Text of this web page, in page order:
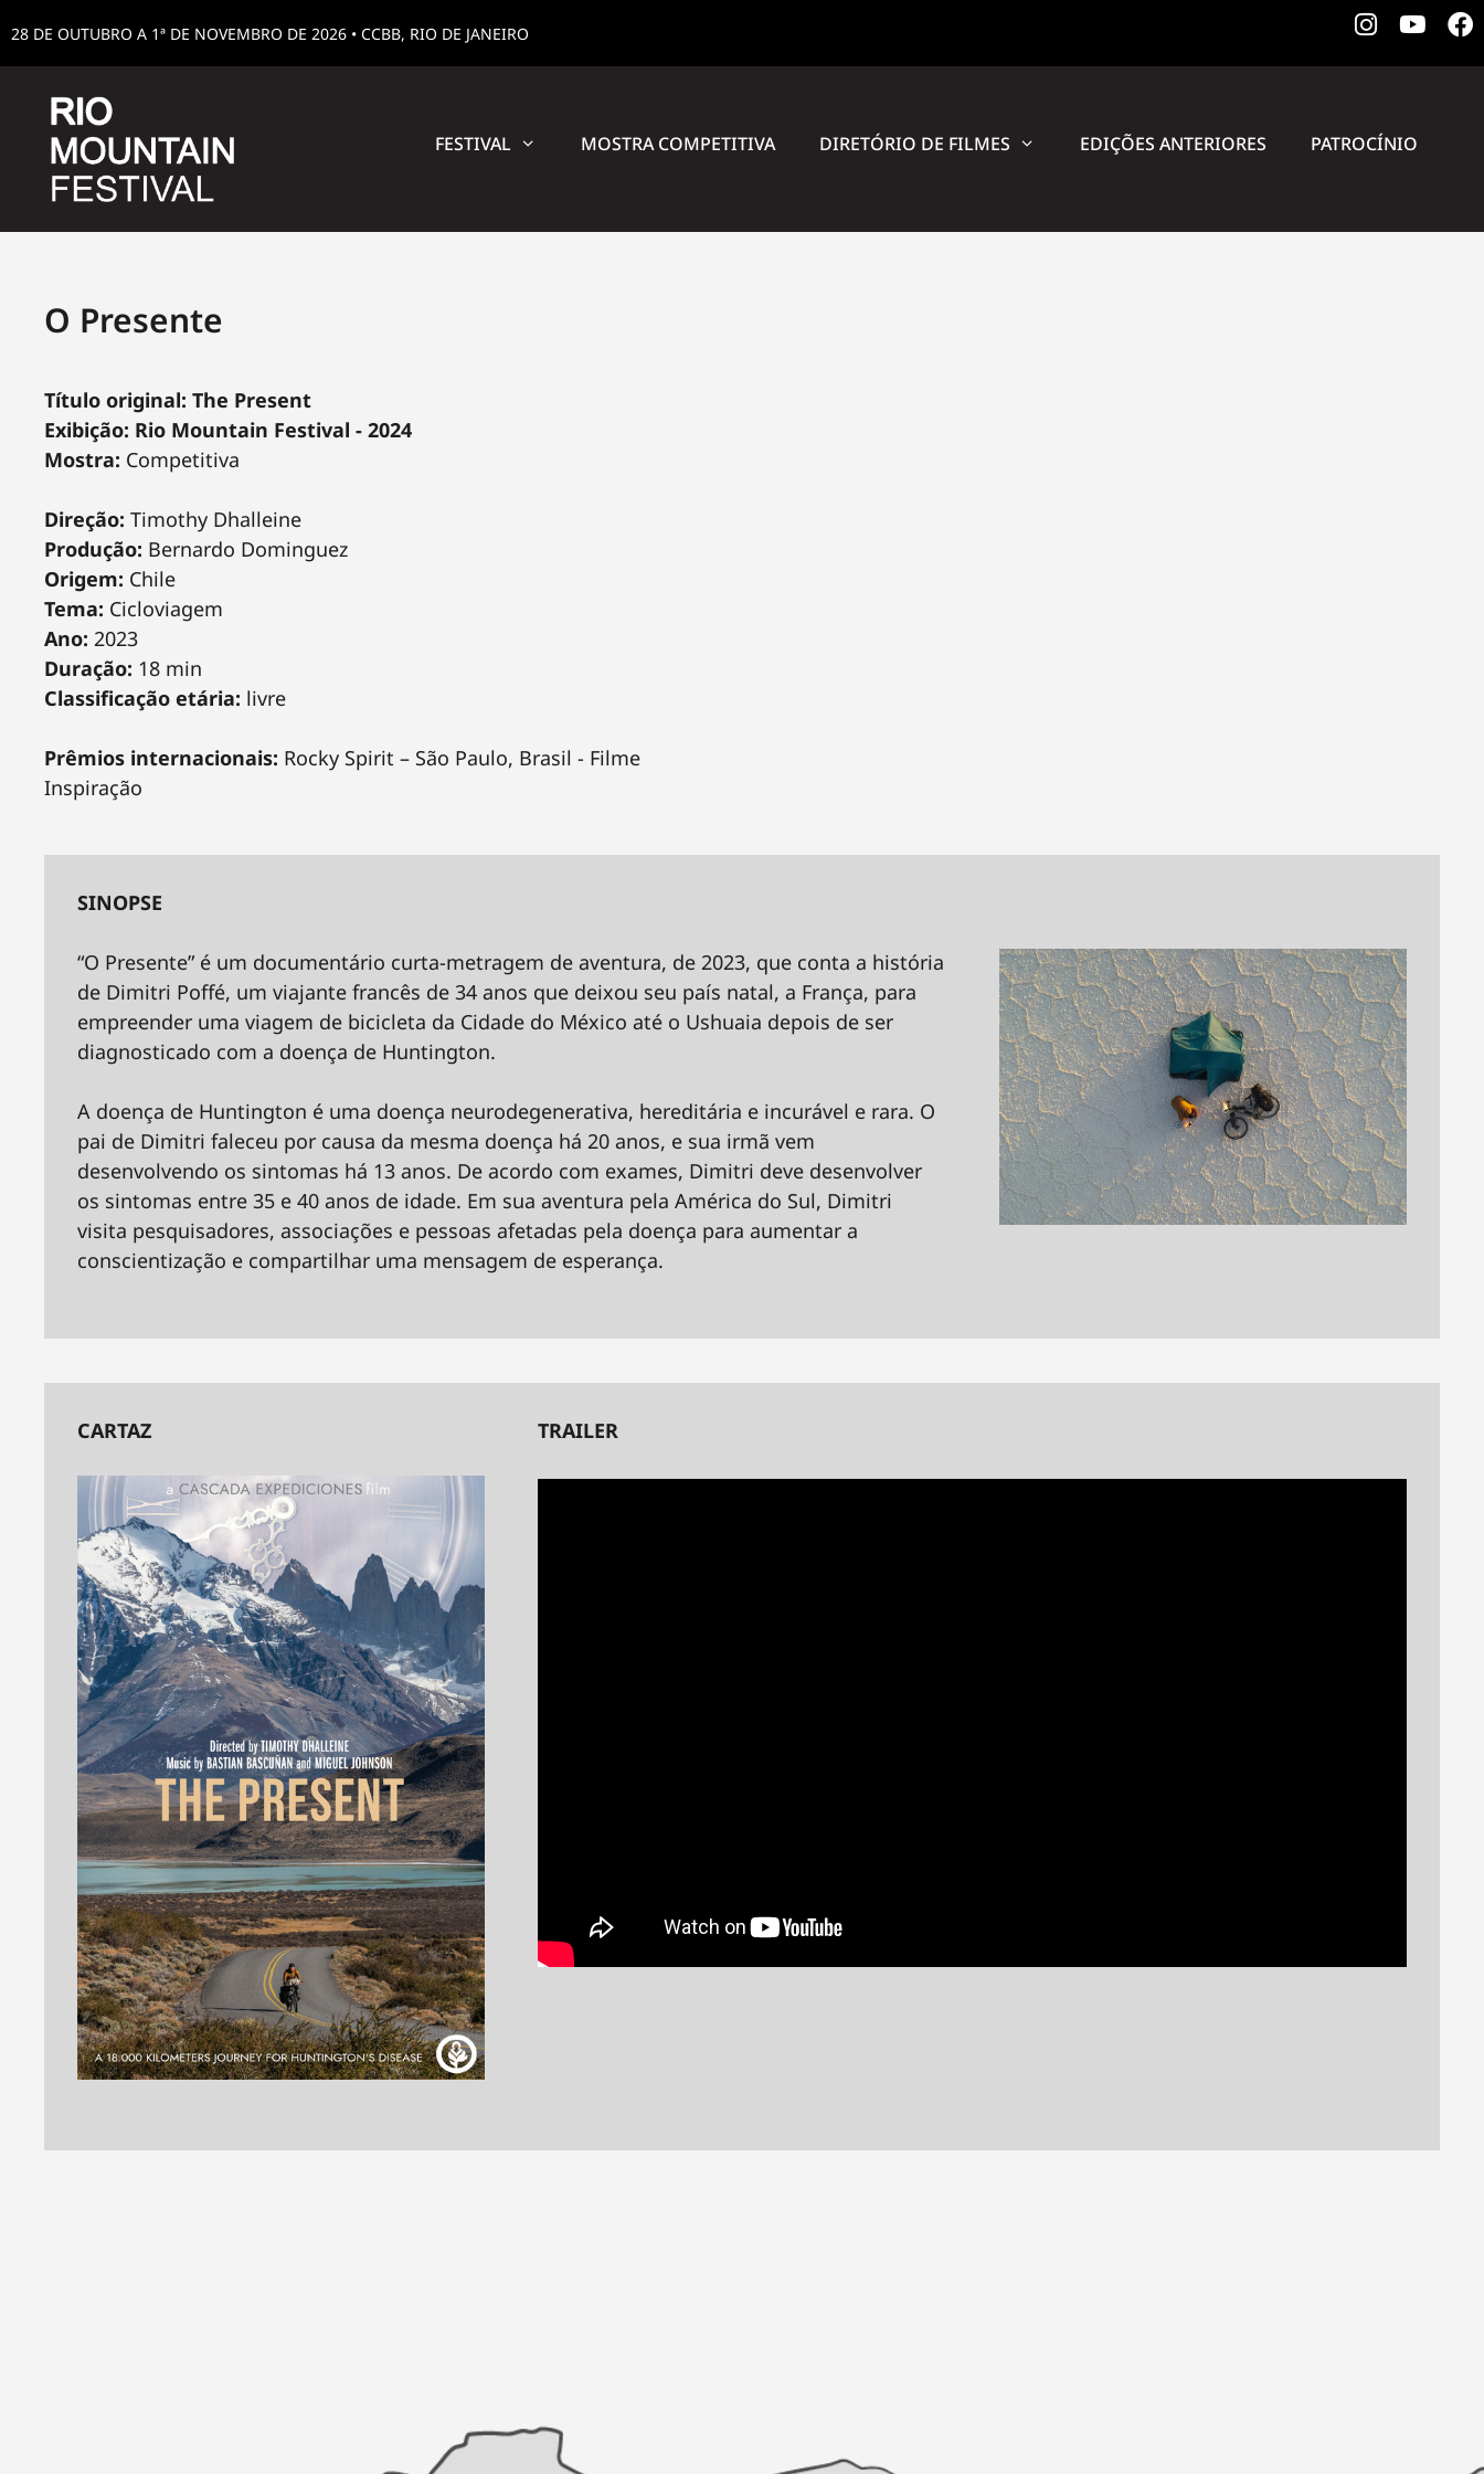
Instagram
28 DE OUTUBRO A 1ª DE NOVEMBRO DE 2026 • CCBB, RIO DE JANEIRO
FESTIVAL MOSTRA COMPETITIVA DIRETÓRIO DE FILMES EDIÇÕES ANTERIORES PATROCÍNIO
O Presente
Título original: The Present
Exibição: Rio Mountain Festival - 2024
Mostra: Competitiva
Direção: Timothy Dhalleine
Produção: Bernardo Dominguez
Origem: Chile
Tema: Cicloviagem
Ano: 2023
Duração: 18 min
Classificação etária: livre
Prêmios internacionais: Rocky Spirit – São Paulo, Brasil - Filme
Inspiração
SINOPSE
“O Presente” é um documentário curta-metragem de aventura, de 2023, que conta a história
de Dimitri Poffé, um viajante francês de 34 anos que deixou seu país natal, a França, para
empreender uma viagem de bicicleta da Cidade do México até o Ushuaia depois de ser
diagnosticado com a doença de Huntington.
A doença de Huntington é uma doença neurodegenerativa, hereditária e incurável e rara. O
pai de Dimitri faleceu por causa da mesma doença há 20 anos, e sua irmã vem
desenvolvendo os sintomas há 13 anos. De acordo com exames, Dimitri deve desenvolver
os sintomas entre 35 e 40 anos de idade. Em sua aventura pela América do Sul, Dimitri
visita pesquisadores, associações e pessoas afetadas pela doença para aumentar a
conscientização e compartilhar uma mensagem de esperança.
CARTAZ TRAILER